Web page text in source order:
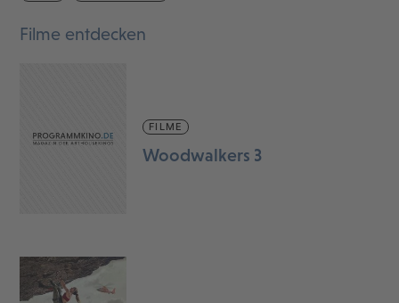
Filme entdecken
FILME
Woodwalkers 3